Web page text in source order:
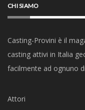
CHI SIAMO
Casting-Provini è il
casting attivi in Italia
facilmente ad ognuno
Attori